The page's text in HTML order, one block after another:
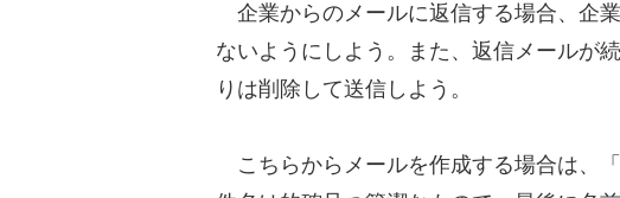
企業からのメールに返信する場合、企
ないようにしよう。また、返信メールが
りは削除して送信しよう。
こちらからメールを作成する場合は、